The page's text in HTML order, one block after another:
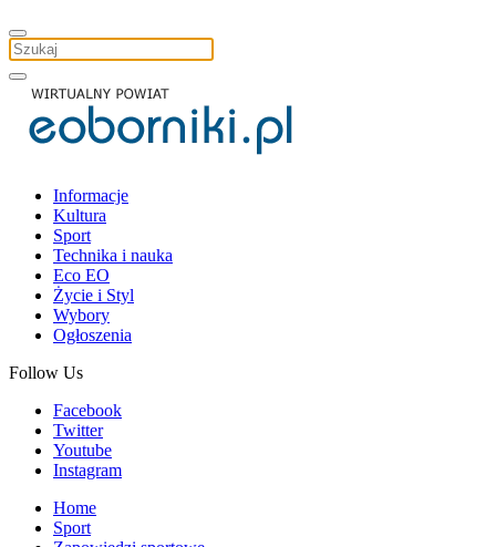
Informacje
Kultura
Sport
Technika i nauka
Eco EO
Życie i Styl
Wybory
Ogłoszenia
Follow Us
Facebook
Twitter
Youtube
Instagram
Home
Sport